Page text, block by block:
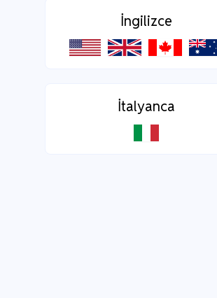
İngilizce
İtalyanca